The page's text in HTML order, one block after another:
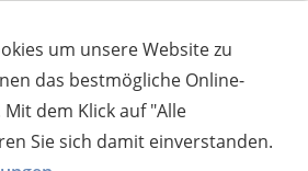
AGB
Widerrufsbutton
Online-Streitschlichtung
Versand
Bezahlsysteme
Versandtage Cookies
um unsere Website zu
das bestmögliche Online-
dem Klick auf "Alle
Sie sich damit einverstanden.